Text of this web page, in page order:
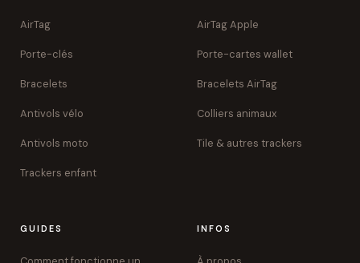
AirTag
Porte-clés
Bracelets
Antivols vélo
Antivols moto
Trackers enfant
AirTag Apple
Porte-cartes wallet
Bracelets AirTag
Colliers animaux
Tile & autres trackers
GUIDES INFOS